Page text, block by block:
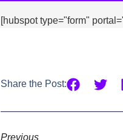
[hubspot type="form"
Share the Post:
Previous